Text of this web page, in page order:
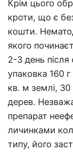
Крім цього
кроти, що є
кошти.
якого
2-3 день
упаковка 160
кв. м землі,
дерев.
препарат
личинками
типу, його